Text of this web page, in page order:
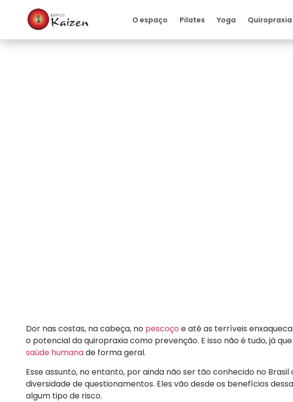
O espaço Pilates Yoga Quiropraxia
Dor nas costas, na cabeça, no pescoço e até as terríveis
o potencial da quiropraxia como prevenção. E isso não é tudo, já
saúde humanade forma geral.
Esse assunto, no entanto, por ainda não ser tão conhecido no
diversidade de questionamentos. Eles vão desde os benefícios
algum tipo de risco.